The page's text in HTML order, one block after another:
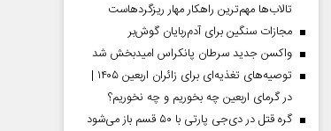
تالاب‌ها مهم‌ترین راهکار مهار ریزگردهاست
مجازات سنگین برای آدم‌ربایان گوش‌بر
واکسن جدید سرطان پانکراس امیدبخش شد
توصیه‌های تغذیه‌ای برای زائران اربعین ۱۴۰۵ |
در گرمای اربعین چه بخوریم و چه نخوریم؟
گره قتل در دی‌جی پارتی با ۵۰ قسم باز می‌شود